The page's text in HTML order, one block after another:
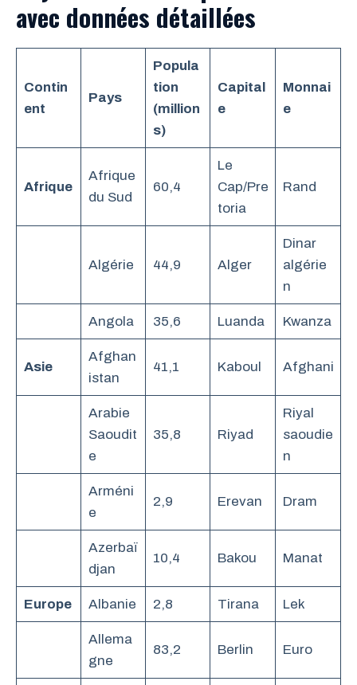
avec données détaillées
Contin
ent
Pays
Popula
tion
(million
s)
Capital
e
Monnai
e
Afrique
Afrique
du Sud
60,4
Le
Cap/Pre
toria
Rand
Algérie 44,9 Alger
Dinar
algérie
n
Angola 35,6 Luanda Kwanza
Asie
Afghan
istan
41,1 Kaboul Afghani
Arabie
Saoudit
e
35,8 Riyad
Riyal
saoudie
n
Arméni
e
2,9 Erevan Dram
Azerbaï
djan
10,4 Bakou Manat
Europe Albanie 2,8 Tirana Lek
Allema
gne
83,2 Berlin Euro